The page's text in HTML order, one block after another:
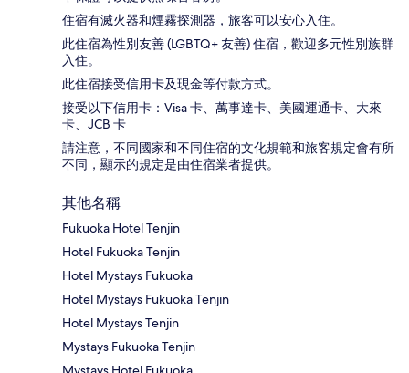
住宿有滅火器和煙霧探測器，旅客可以安心入住。
此住宿為性別友善 (LGBTQ+ 友善) 住宿，歡迎多元性別族群
入住。
此住宿接受信用卡及現金等付款方式。
接受以下信用卡：Visa 卡、萬事達卡、美國運通卡、大來
卡、JCB 卡
請注意，不同國家和不同住宿的文化規範和旅客規定會有所
不同，顯示的規定是由住宿業者提供。
其他名稱
Fukuoka Hotel Tenjin
Hotel Fukuoka Tenjin
Hotel Mystays Fukuoka
Hotel Mystays Fukuoka Tenjin
Hotel Mystays Tenjin
Mystays Fukuoka Tenjin